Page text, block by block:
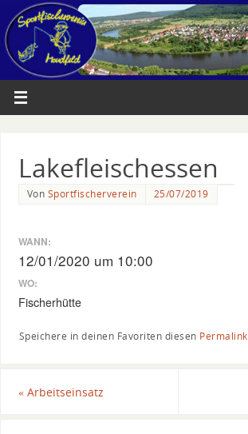
Lakefleischessen
Von Sportfischerverein 25/07/2019
WANN:
12/01/2020 um 10:00
WO:
Fischerhütte
Speichere in deinen Favoriten diesen Permalink
«Arbeitseinsatz